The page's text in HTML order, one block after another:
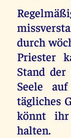
durch
Priester
Stand der
Seele
tägliches
könnt ihr
halten.